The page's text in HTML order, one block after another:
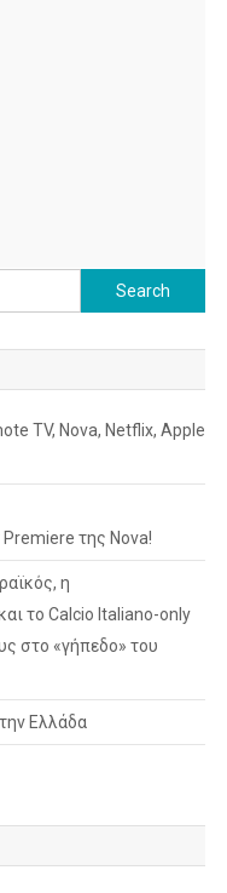
Search
for:
TV, Nova, Netflix, Apple
της Nova!
η
το Calcio Italiano-only
στο «γήπεδο» του
Ελλάδα